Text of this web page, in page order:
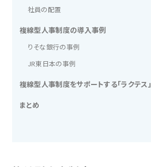
社員の配置
複線型人事制度の導入事例
りそな銀行の事例
JR東日本の事例
複線型人事制度をサポートする「ラクテス」
まとめ